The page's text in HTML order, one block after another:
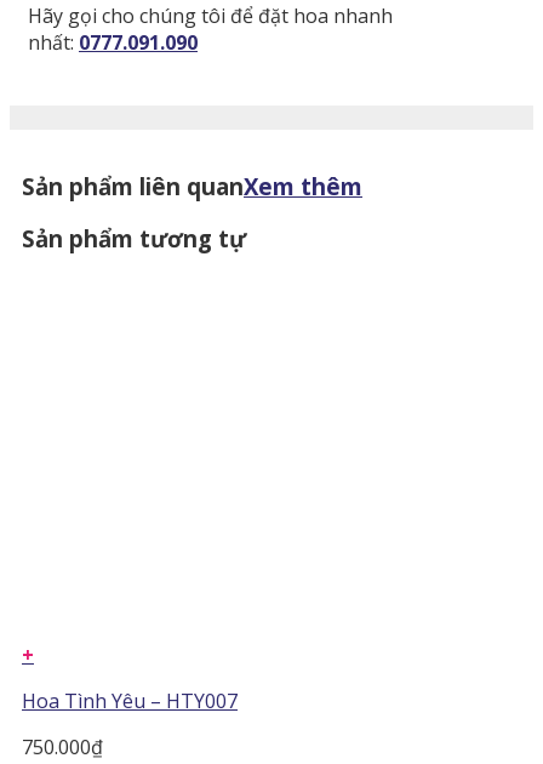
Hãy gọi cho chúng tôi để đặt hoa nhanh
nhất: 0777.091.090
Sản phẩm liên quanXem thêm
Sản phẩm tương tự
+
Hoa Tình Yêu – HTY007
750.000₫